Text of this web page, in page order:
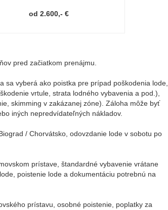
od 2.600,- €
pred začiatkom prenájmu.
sa vyberá ako poistka pre prípad poškodenia lode,
vrtule, strata lodného vybavenia a pod.),
skimming v zakázanej zóne). Záloha môže byť
iných nepredvídateľných nákladov.
/ Chorvátsko, odovzdanie lode v sobotu po
prístave, štandardné vybavenie vrátane
poistenie lode a dokumentáciu potrebnú na
prístavu, osobné poistenie, poplatky za